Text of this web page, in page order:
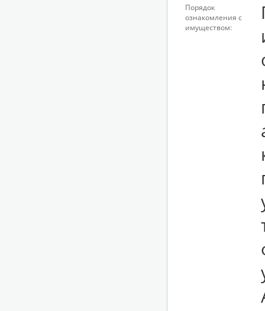
Порядок
ознакомления с
имуществом: